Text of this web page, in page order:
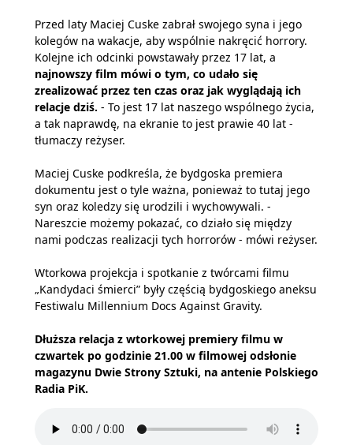
Przed laty Maciej Cuske zabrał swojego syna i jego
kolegów na wakacje, aby wspólnie nakręcić horrory.
Kolejne ich odcinki powstawały przez 17 lat, a
najnowszy film mówi o tym, co udało się
zrealizować przez ten czas oraz jak wyglądają ich
relacje dziś. - To jest 17 lat naszego wspólnego życia,
a tak naprawdę, na ekranie to jest prawie 40 lat -
tłumaczy reżyser.
Maciej Cuske podkreśla, że bydgoska premiera
dokumentu jest o tyle ważna, ponieważ to tutaj jego
syn oraz koledzy się urodzili i wychowywali. -
Nareszcie możemy pokazać, co działo się między
nami podczas realizacji tych horrorów - mówi reżyser.
Wtorkowa projekcja i spotkanie z twórcami filmu
„Kandydaci śmierci” były częścią bydgoskiego aneksu
Festiwalu Millennium Docs Against Gravity.
Dłuższa relacja z wtorkowej premiery filmu w
czwartek po godzinie 21.00 w filmowej odsłonie
magazynu Dwie Strony Sztuki, na antenie Polskiego
Radia PiK.